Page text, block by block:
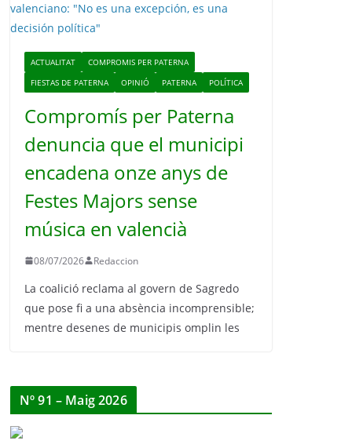
ACTUALITAT
COMPROMIS PER PATERNA
FIESTAS DE PATERNA
OPINIÓ PATERNA POLÍTICA
Compromís per Paterna
denuncia que el municipi
encadena onze anys de
Festes Majors sense
música en valencià
08/07/2026 Redaccion
La coalició reclama al govern de Sagredo
que pose fi a una absència incomprensible;
mentre desenes de municipis omplin les
Nº 91 – Maig 2026